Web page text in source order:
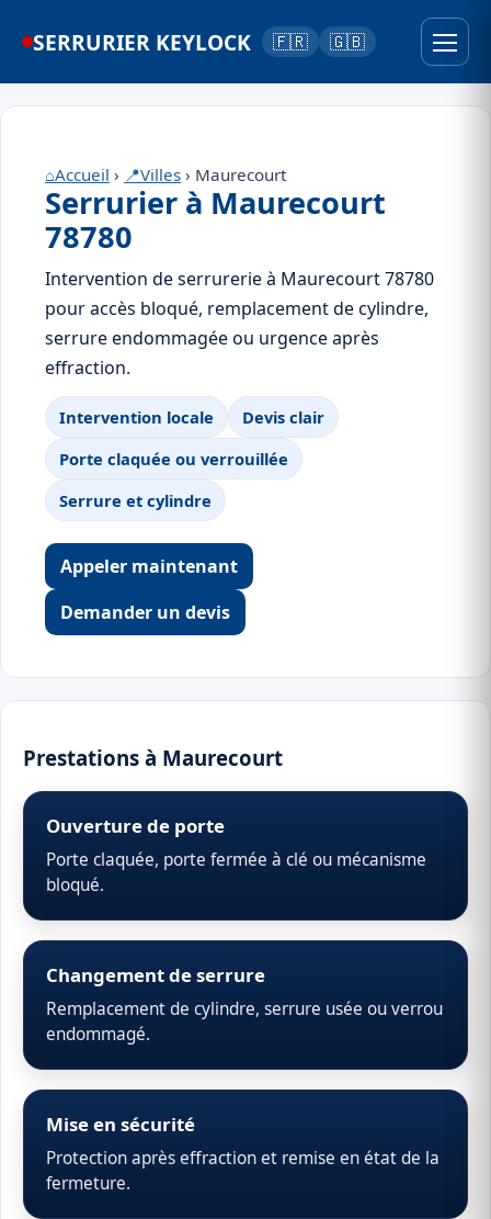
SERRURIER KEYLOCK 🇫🇷 🇬🇧
⌂Accueil › 📍Villes › Maurecourt
Serrurier à Maurecourt
78780
Intervention de serrurerie à Maurecourt 78780
pour accès bloqué, remplacement de cylindre,
serrure endommagée ou urgence après
effraction.
Intervention locale
Devis clair
Porte claquée ou verrouillée
Serrure et cylindre
Appeler maintenant
Demander un devis
Prestations à Maurecourt
Ouverture de porte
Porte claquée, porte fermée à clé ou mécanisme
bloqué.
Changement de serrure
Remplacement de cylindre, serrure usée ou verrou
endommagé.
Mise en sécurité
Protection après effraction et remise en état de la
fermeture.